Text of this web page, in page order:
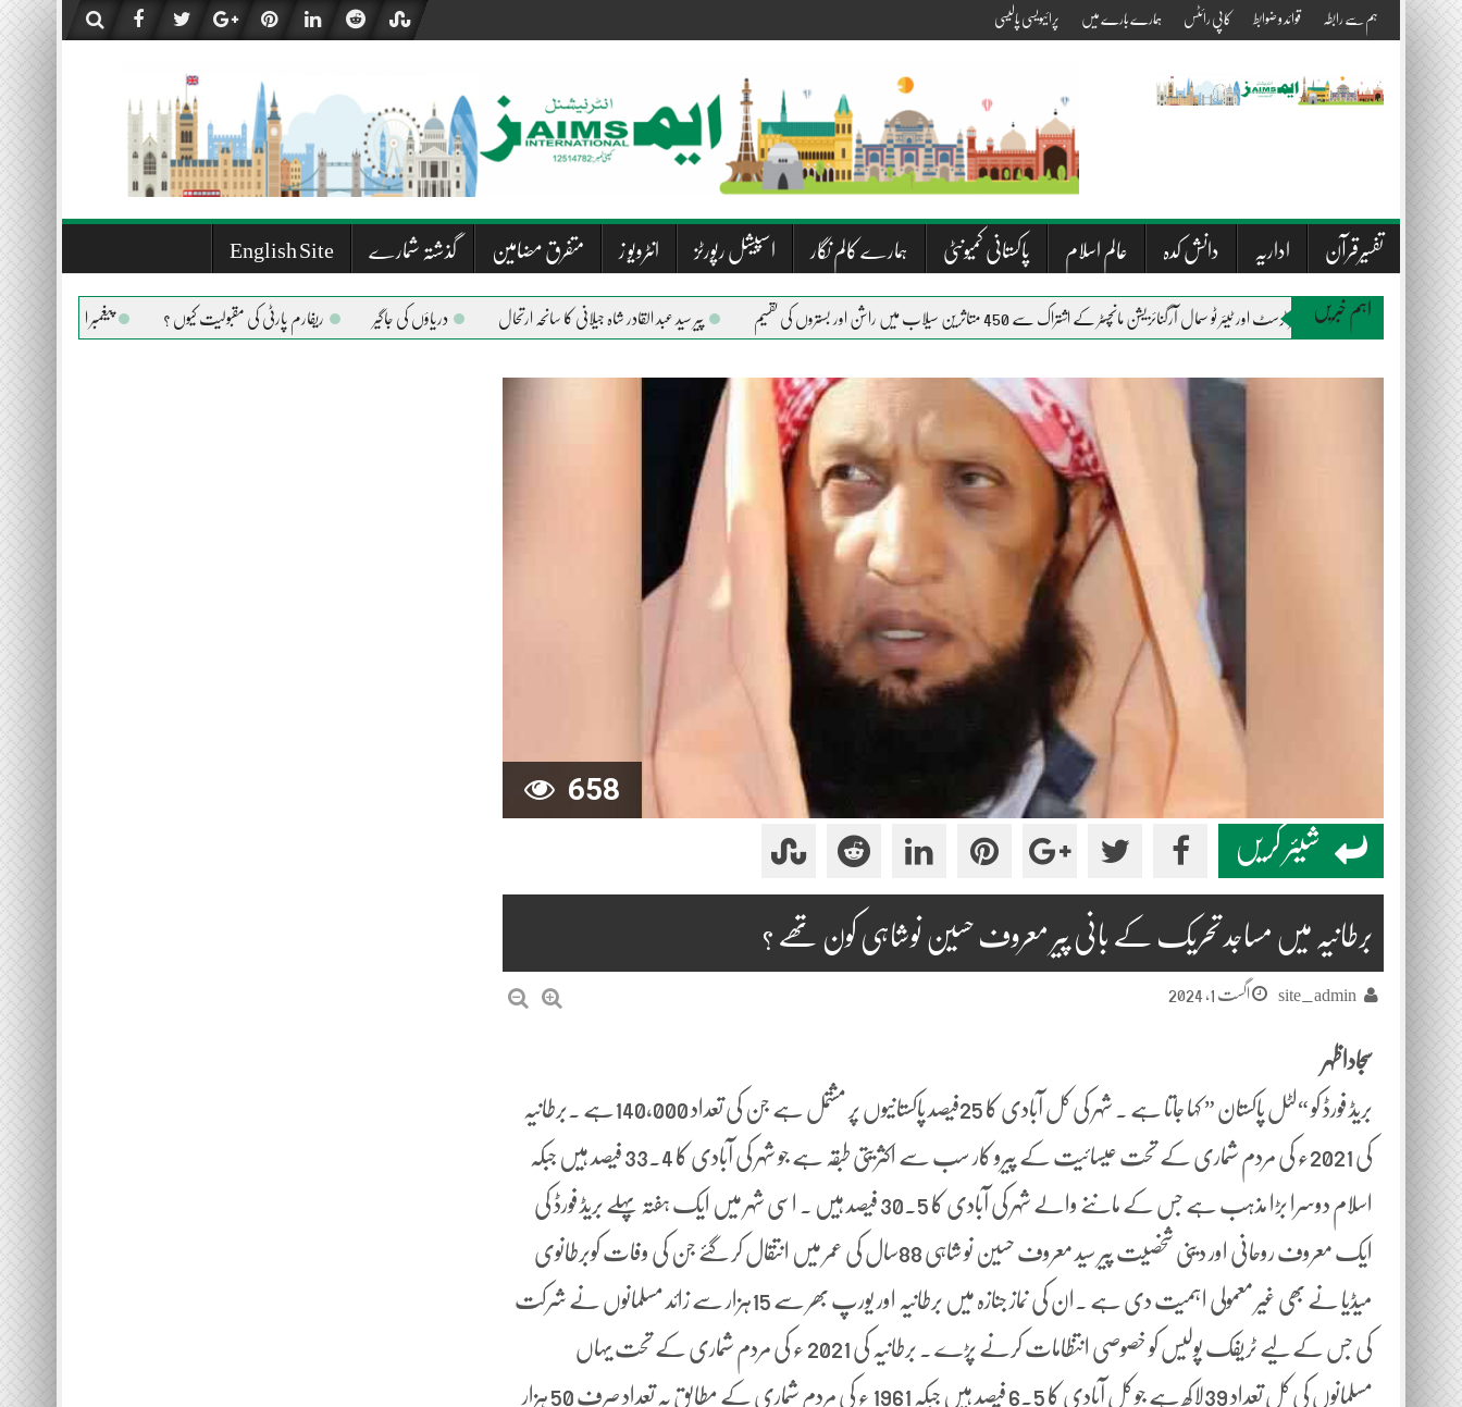
content
ہم سے رابطہ قوائد و ضوابط کاپی رائٹس ہمارے بارے میں پرائیویسی پالیسی
تفسیرقرآن اداریہ دانش کدہ عالم اسلام پاکستانی کمیونٹی ہمارے کالم نگار اسپیشل رپورٹز انٹرویو ز متفرق مضامین گذشتہ شمارے English Site
اہم خبریں
المصطفیٰ ویلفیئر ٹرسٹ اور ٹیئر ٹو سمال آرگنائزیشن مانچسٹر کے اشتراک سے 450 متاثرین سیلاب میں راشن اور بستروں کی تقسیم پیر سید عبد القادر شاہ جیلانی کا سانحہ ارتحال دریاؤں کی جاگیر ریفارم پارٹی کی مقبولیت کیوں ؟ پیغمبر اسلام صلی اللہ علیہ وسلم
658
شیئر کریں
برطانیہ میں مساجد تحریک کے بانی پیر معروف حسین نوشاہی کون تھے ؟
site_admin اگست 1, 2024
سجاداظہر
بریڈ فورڈ کو “لٹل پاکستان ” کہا جاتا ہے ۔ شہر کی کل آبادی کا 25فیصد پاکستانیوں پر مشتمل ہے جن کی تعداد 140,000ہے ۔برطانیہ
کی 2021ء کی مردم شماری کے تحت عیسائیت کے پیرو کار سب سے اکثریتی طبقہ ہے جو شہر کی آبادی کا 33.4 فیصد ہیں جبکہ
اسلام دوسرا بڑا مذہب ہے جس کے ماننے والے شہر کی آبادی کا 30.5 فیصد ہیں ۔ اسی شہر میں ایک ہفتہ پہلے بریڈ فورڈ کی
ایک معروف روحانی اور دینی شخصیت پیر سید معروف حسین نو شاہی 88سال کی عمر میں انتقال کر گئے جن کی وفات کوبرطانوی
میڈیا نے بھی غیر معمولی اہمیت دی ہے ۔ان کی نماز جنازہ میں برطانیہ اور یورپ بھر سے 15ہزار سے زائد مسلمانوں نے شرکت
کی جس کے لیے ٹریفک پولیس کو خصوصی انتظامات کرنے پڑے ۔ برطانیہ کی 2021 ء کی مردم شماری کے تحت یہاں
مسلمانوں کی کل تعداد 39لاکھ ہے جو کل آبادی کا 6.5 فیصد ہیں جبکہ 1961 ء کی مردم شماری کے مطابق یہ تعداد صرف 50 ہزار